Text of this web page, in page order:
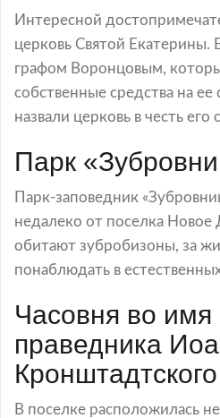
Интересной
церковь Святой Екатерины.
графом Воронцовым,
собственные средства на ее
назвали церковь в честь
Парк
Парк-заповедник
недалеко от поселка Новое
обитают зубробизоны, за
понаблюдать в
Часовня во имя
праведника
Кронштадтского
В поселке расположилась